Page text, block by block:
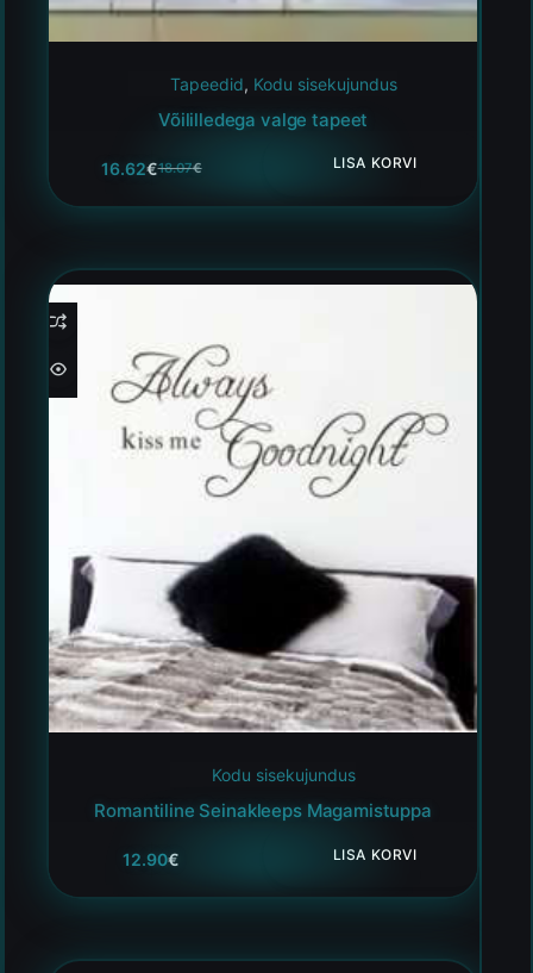
Tapeedid, Kodu sisekujundus
Võililledega valge tapeet
18.07€
16.62€ LISA KORVI
Kodu sisekujundus
Romantiline Seinakleeps Magamistuppa
12.90€ LISA KORVI